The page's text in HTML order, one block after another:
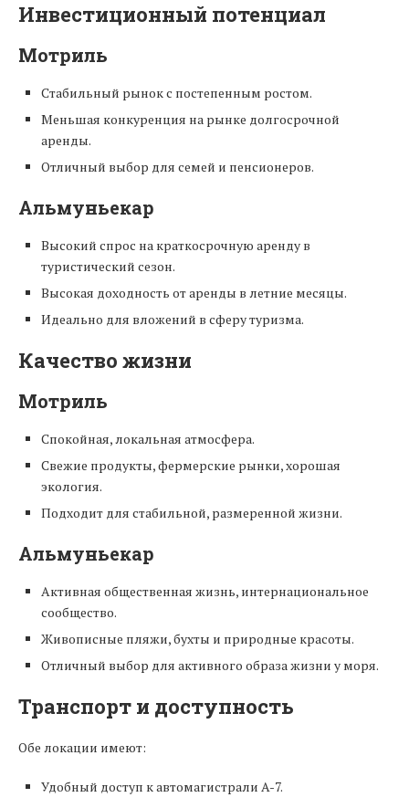
Инвестиционный потенциал
Мотриль
Стабильный рынок с постепенным ростом.
Меньшая конкуренция на рынке долгосрочной
аренды.
Отличный выбор для семей и пенсионеров.
Альмуньекар
Высокий спрос на краткосрочную аренду в
туристический сезон.
Высокая доходность от аренды в летние месяцы.
Идеально для вложений в сферу туризма.
Качество жизни
Мотриль
Спокойная, локальная атмосфера.
Свежие продукты, фермерские рынки, хорошая
экология.
Подходит для стабильной, размеренной жизни.
Альмуньекар
Активная общественная жизнь, интернациональное
сообщество.
Живописные пляжи, бухты и природные красоты.
Отличный выбор для активного образа жизни у моря.
Транспорт и доступность
Обе локации имеют:
Удобный доступ к автомагистрали A-7.